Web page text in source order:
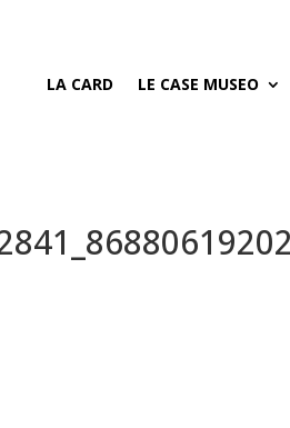
LA CARD LE CASE MUSEO